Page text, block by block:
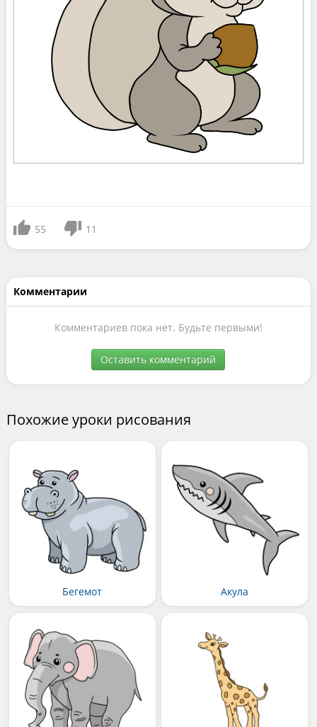
55 11
Комментарии
Комментариев пока нет. Будьте первыми!
Оставить комментарий
Похожие уроки рисования
Бегемот Акула